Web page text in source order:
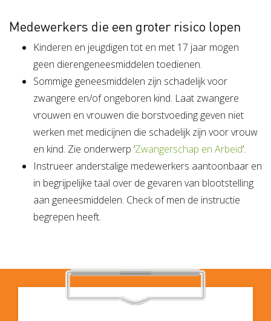
Medewerkers die een groter risico lopen
Kinderen en jeugdigen tot en met 17 jaar mogen
geen dierengeneesmiddelen toedienen.
Sommige geneesmiddelen zijn schadelijk voor
zwangere en/of ongeboren kind. Laat zwangere
vrouwen en vrouwen die borstvoeding geven niet
werken met medicijnen die schadelijk zijn voor vrouw
en kind. Zie onderwerp ‘Zwangerschap en Arbeid’.
Instrueer anderstalige medewerkers aantoonbaar en
in begrijpelijke taal over de gevaren van blootstelling
aan geneesmiddelen. Check of men de instructie
begrepen heeft.